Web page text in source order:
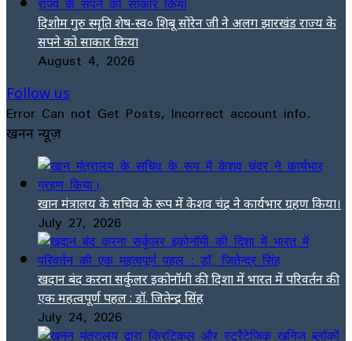
दिशोम गुरु स्मृति शेष-स्व० शिबू सोरेन जी ने अलग झारखंड राज्य के
सपने को साकार किया
August 4, 2026
Follow us
Error Can not Get Posts, Incorrect account info.
खनन न्यूज़
खान मंत्रालय के सचिव के रूप में केशव चंद्र ने कार्यभार ग्रहण किया।
July 27, 2026
खदान बंद करना सर्कुलर इकोनॉमी की दिशा में भारत में परिवर्तन की
एक महत्वपूर्ण पहल : डॉ. जितेन्द्र सिंह
July 24, 2026